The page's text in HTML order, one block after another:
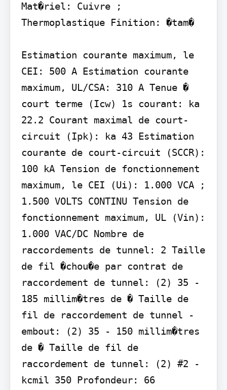
Mat�riel: Cuivre ;
Thermoplastique Finition: �tam�
Estimation courante maximum, le
CEI: 500 A Estimation courante
maximum, UL/CSA: 310 A Tenue �
court terme (Icw) 1s courant: ka
22.2 Courant maximal de court-
circuit (Ipk): ka 43 Estimation
courante de court-circuit (SCCR):
100 kA Tension de fonctionnement
maximum, le CEI (Ui): 1.000 VCA ;
1.500 VOLTS CONTINU Tension de
fonctionnement maximum, UL (Vin):
1.000 VAC/DC Nombre de
raccordements de tunnel: 2 Taille
de fil �chou�e par contrat de
raccordement de tunnel: (2) 35 -
185 millim�tres de � Taille de
fil de raccordement de tunnel -
embout: (2) 35 - 150 millim�tres
de � Taille de fil de
raccordement de tunnel: (2) #2 -
kcmil 350 Profondeur: 66